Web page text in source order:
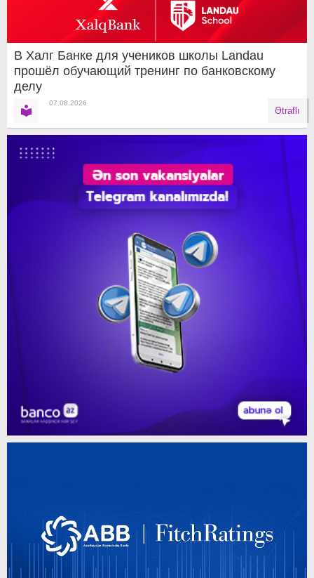
В Халг Банке для учеников школы Landau
прошёл обучающий тренинг по банковскому
делу
07.08.2026
Ətraflı